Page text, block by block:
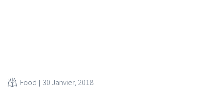
Food 30 Janvier, 2018